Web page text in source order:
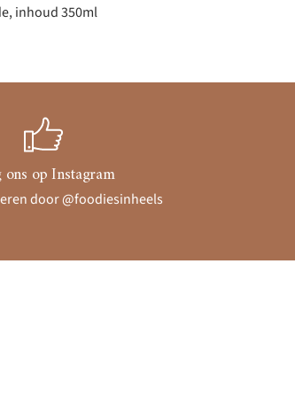
inhoud 350ml
op Instagram
door @foodiesinheels